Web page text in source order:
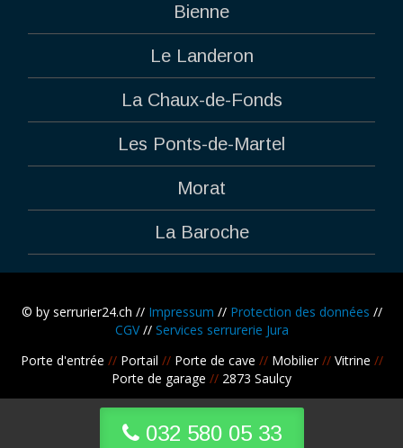
Bienne
Le Landeron
La Chaux-de-Fonds
Les Ponts-de-Martel
Morat
La Baroche
© by serrurier24.ch // Impressum // Protection des données //
CGV// Services serrurerie Jura
Porte d'entrée //Portail //Porte de cave //Mobilier//Vitrine //
Porte de garage // 2873 Saulcy
032 580 05 33